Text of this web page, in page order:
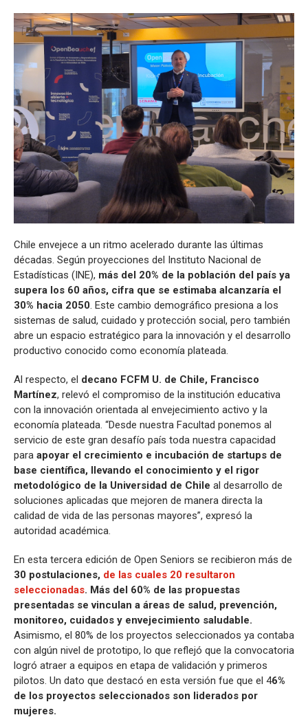
Chile envejece a un ritmo acelerado durante las últimas
décadas. Según proyecciones del Instituto Nacional de
Estadísticas (INE), más del 20% de la población del país ya
supera los 60 años, cifra que se estimaba alcanzaría el
30% hacia 2050. Este cambio demográfico presiona a los
sistemas de salud, cuidado y protección social, pero también
abre un espacio estratégico para la innovación y el desarrollo
productivo conocido como economía plateada.
Al respecto, el decano FCFM U. de Chile, Francisco
Martínez, relevó el compromiso de la institución educativa
con la innovación orientada al envejecimiento activo y la
economía plateada. “Desde nuestra Facultad ponemos al
servicio de este gran desafío país toda nuestra capacidad
para apoyar el crecimiento e incubación de startups de
base científica, llevando el conocimiento y el rigor
metodológico de la Universidad de Chile al desarrollo de
soluciones aplicadas que mejoren de manera directa la
calidad de vida de las personas mayores”, expresó la
autoridad académica.
En esta tercera edición de Open Seniors se recibieron más de
30 postulaciones, de las cuales 20 resultaron
seleccionadas. Más del 60% de las propuestas
presentadas se vinculan a áreas de salud, prevención,
monitoreo, cuidados y envejecimiento saludable.
Asimismo, el 80% de los proyectos seleccionados ya contaba
con algún nivel de prototipo, lo que reflejó que la convocatoria
logró atraer a equipos en etapa de validación y primeros
pilotos. Un dato que destacó en esta versión fue que el 46%
de los proyectos seleccionados son liderados por
mujeres.